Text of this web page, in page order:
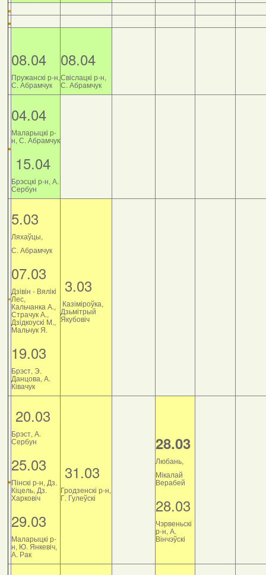
08.04
Пружанскі р-н,
С. Абрамчук
08.04
Свіслацкі р-н,
С. Абрамчук
04.04
Маларыцкі р-
н, С. Абрамчук
15.04
Брэсцкі р-н, А.
Сербун
5.03
Ляхаўцы,
С. Абрамчук
07.03
Дзiвiн - Вялiкi
Лес,
Кальчанка А.,
Страчук А.,
Дзiдкоускi М.,
Мальчук Я.
19.03
Брэст, Э.
Данцова, А.
Ківачук
3.03
Казіміроўка,
Дзьмітрый
Якубовіч
20.03
Брэст, А.
Сербун
25.03
Пінскі р-н, Дз.
Кіцель, Дз.
Харковіч
29.03
Маларыцкі р-
н, Ю. Янкевіч,
А. Рак
31.03
Гродзенскі р-н,
Г. Гулеўскі
28.03
Любань,
Мікалай
Верабей
28.03
Чэрвеньскі
р-н, А.
Вінчэўскі